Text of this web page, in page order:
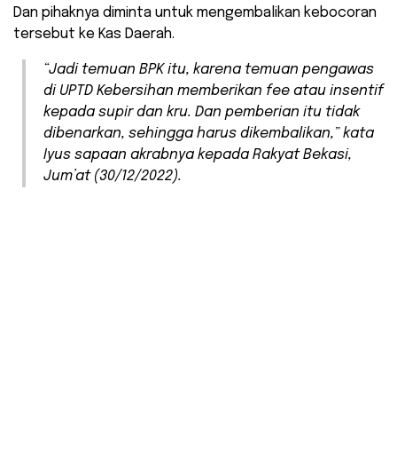
Dan pihaknya diminta untuk mengembalikan kebocoran
tersebut ke Kas Daerah.
“Jadi temuan BPK itu, karena temuan pengawas
di UPTD Kebersihan memberikan fee atau insentif
kepada supir dan kru. Dan pemberian itu tidak
dibenarkan, sehingga harus dikembalikan,” kata
Iyus sapaan akrabnya kepada Rakyat Bekasi,
Jum’at (30/12/2022).